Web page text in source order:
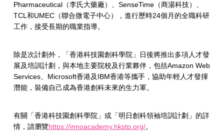
Pharmaceutical（李氏大藥廠）、SenseTime（商湯科技）、
TCL和UMEC（聯合微電子中心），進行歷時24個月的全職科研
工作，接受長期的職業指導。
除是次計劃外，「香港科技園創科學院」日後將推出多項人才發
展及培訓計劃，與本地主要院校及行業夥伴，包括Amazon Web
Services、Microsoft香港及IBM香港等攜手，協助年輕人才發揮
潛能，裝備自己成為香港創科未來的生力軍。
有關「香港科技園創科學院」或「明日創科領袖培訓計劃」的詳
情，請瀏覽https://innoacademy.hkstp.org/。